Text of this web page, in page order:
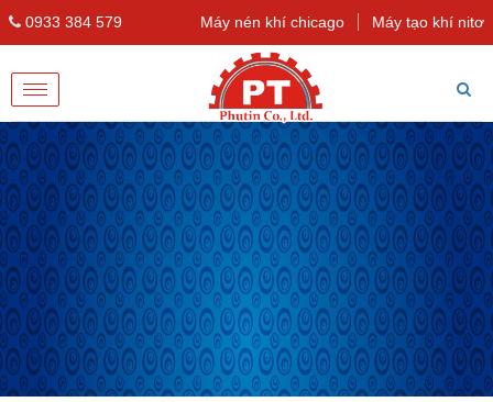
0933 384 579 Máy nén khí chicago Máy tạo khí nitơ
Toggle
navigation